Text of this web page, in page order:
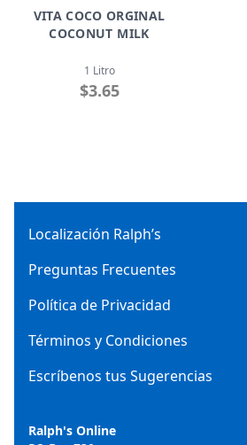
VITA COCO ORGINAL
COCONUT MILK
1 Litro
$3.65
Localización Ralph’s
Preguntas Frecuentes
Política de Privacidad
Términos y Condiciones
Escríbenos tus Sugerencias
Ralph's Online